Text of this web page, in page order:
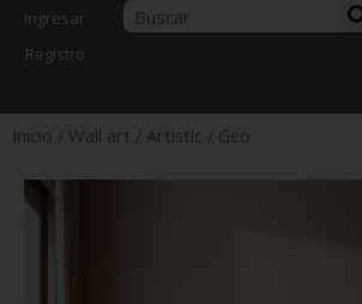
Ingresar
Registro
Inicio / Wall art / Artistic / Geo